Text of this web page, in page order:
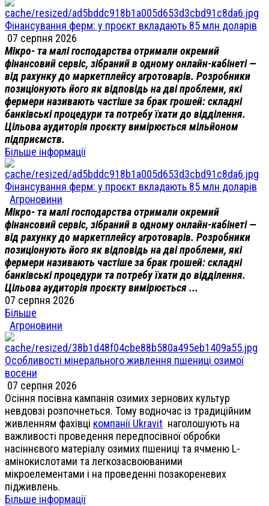
Фінансування ферм: у проєкт вкладають 85 млн доларів
07 серпня 2026
Мікро- та малі господарства отримали окремий
фінансовий сервіс, зібраний в одному онлайн-кабінеті —
від рахунку до маркетплейсу агротоварів. Розробники
позиціонують його як відповідь на дві проблеми, які
фермери називають частіше за брак грошей: складні
банківські процедури та потребу їхати до відділення.
Цільова аудиторія проєкту вимірюється мільйоном
підприємств.
Більше інформації
Фінансування ферм: у проєкт вкладають 85 млн доларів
Агроновини
Мікро- та малі господарства отримали окремий
фінансовий сервіс, зібраний в одному онлайн-кабінеті —
від рахунку до маркетплейсу агротоварів. Розробники
позиціонують його як відповідь на дві проблеми, які
фермери називають частіше за брак грошей: складні
банківські процедури та потребу їхати до відділення.
Цільова аудиторія проєкту вимірюється ...
07 серпня 2026
Більше
Агроновини
Особливості мінерального живлення пшениці озимої
восени
07 серпня 2026
Осіння посівна кампанія озимих зернових культур
невдовзі розпочнеться. Тому водночас із традиційним
живленням фахівці компанії Ukravit наголошують на
важливості проведення передпосівної обробки
насіннєвого матеріалу озимих пшениці та ячменю L-
амінокислотами та легкозасвоюваними
мікроелементами і на проведенні позакореневих
підживлень.
Більше інформації